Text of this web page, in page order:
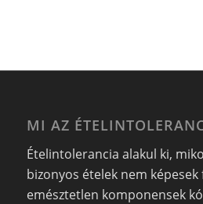
MI AZ
Ételintolerancia alakul ki,
bizonyos ételek nem képesek
emésztetlen komponensek